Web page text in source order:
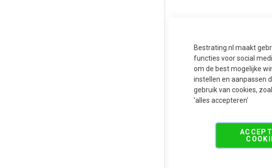
Bestrating.nl maakt
functies voor social
om de best mogelijke
instellen en aanpassen
gebruik van cookies,
'alles accepteren'